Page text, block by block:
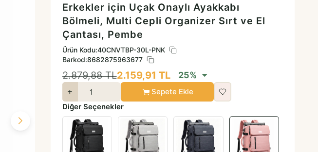
Erkekler için Uçak Onaylı Ayakkabı
Bölmeli, Multi Cepli Organizer Sırt ve El
Çantası, Pembe
Ürün Kodu:40CNVTBP-30L-PNK
Barkod:8682875963677
2.879,88 TL2.159,91 TL 25%
Sepete Ekle
Diğer Seçenekler